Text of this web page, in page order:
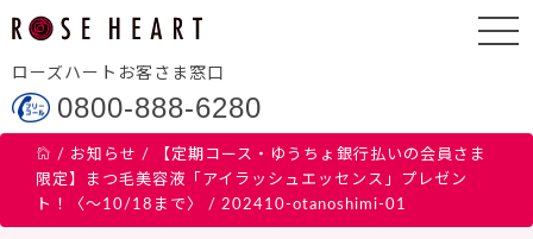
ローズハートお客さま窓口
0800-888-6280
/ お知らせ /
【定期コース・ゆうちょ銀行払いの会員さま
限定】まつ毛美容液「アイラッシュエッセンス」プレゼン
ト！〈～10/18まで〉
/ 202410-otanoshimi-01